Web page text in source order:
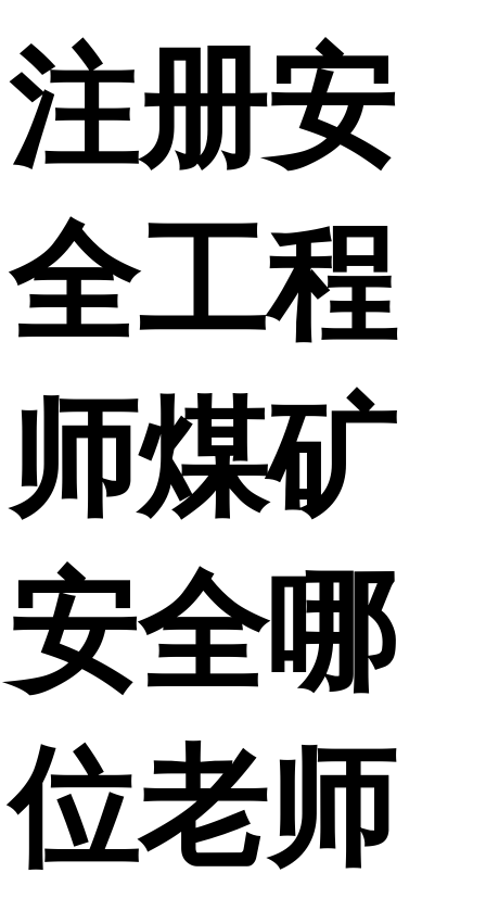
注册安
全工程
师煤矿
安全哪
位老师